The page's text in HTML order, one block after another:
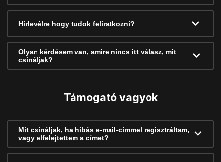
Hírlevélre hogy tudok feliratkozni?
Olyan kérdésem van, amire nincs itt válasz, mit
csináljak?
Támogató vagyok
Mit csináljak, ha hibás e-mail-címmel regisztráltam,
vagy elfelejtettem a címet?